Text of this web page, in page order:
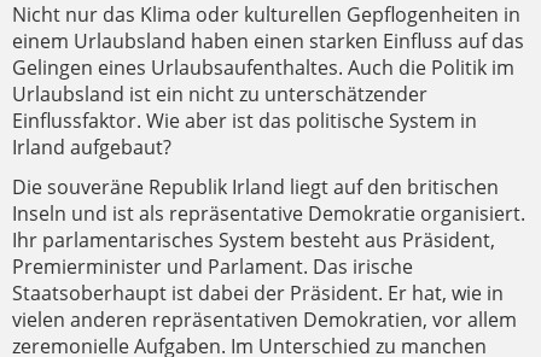
Nicht nur das Klima oder kulturellen Gepflogenheiten in
einem Urlaubsland haben einen starken Einfluss auf das
Gelingen eines Urlaubsaufenthaltes. Auch die Politik im
Urlaubsland ist ein nicht zu unterschätzender
Einflussfaktor. Wie aber ist das politische System in
Irland aufgebaut?
Die souveräne Republik Irland liegt auf den britischen
Inseln und ist als repräsentative Demokratie organisiert.
Ihr parlamentarisches System besteht aus Präsident,
Premierminister und Parlament. Das irische
Staatsoberhaupt ist dabei der Präsident. Er hat, wie in
vielen anderen repräsentativen Demokratien, vor allem
zeremonielle Aufgaben. Im Unterschied zu manchen